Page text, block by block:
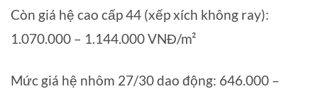
Còn giá hệ cao cấp 44 (xếp xích không ray):
1.070.000 – 1.144.000 VNĐ/m²
Mức giá hệ nhôm 27/30 dao động: 646.000 –